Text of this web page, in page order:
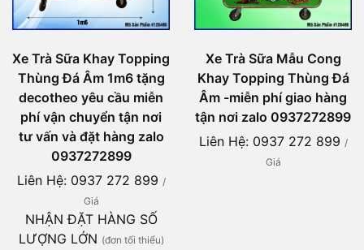
Xe Trà Sữa Khay Topping
Thùng Đá Âm 1m6 tặng
decotheo yêu cầu miễn
phí vận chuyển tận nơi
tư vấn và đặt hàng zalo
0937272899
Liên Hệ: 0937 272 899 /
Giá
NHẬN ĐẶT HÀNG SỐ
LƯỢNG LỚN (đơn tối thiểu)
Xe Trà Sữa Mẫu Cong
Khay Topping Thùng Đá
Âm -miễn phí giao hàng
tận nơi zalo 0937272899
Liên Hệ: 0937 272 899 /
Giá